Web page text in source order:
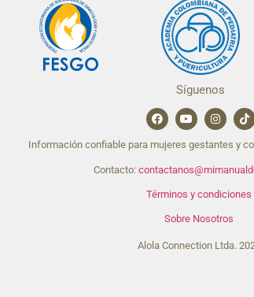
Síguenos
Información confiable para mujeres gestantes y
Contacto:
Términos y condiciones
Sobre Nosotros
Alola Connection Ltda.